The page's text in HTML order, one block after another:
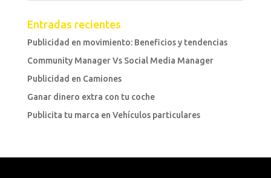
Entradas recientes
Publicidad en movimiento: Beneficios y tendencias
Community Manager Vs Social Media Manager
Publicidad en Camiones
Ganar dinero extra con tu coche
Publicita tu marca en Vehículos particulares